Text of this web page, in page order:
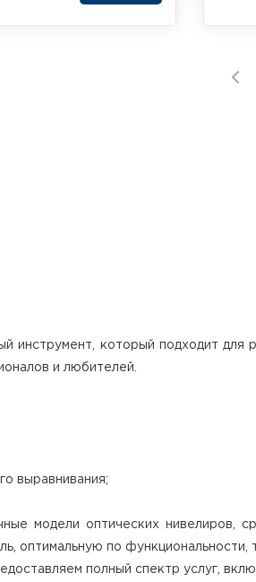
инструмент, который подходит для
и любителей.
выравнивания;
модели оптических нивелиров,
оптимальную по функциональности,
полный спектр услуг,